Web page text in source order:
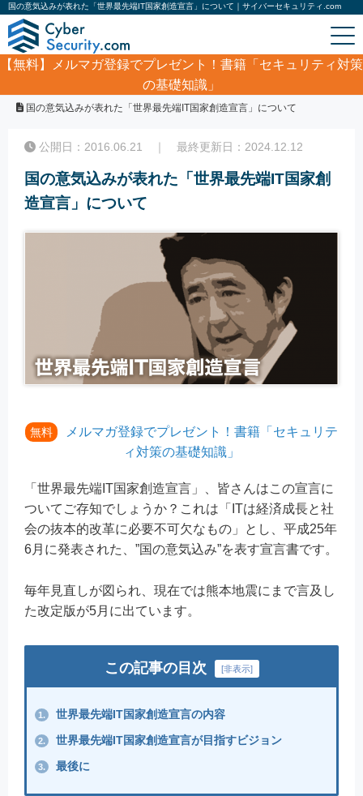
国の意気込みが表れた「世界最先端IT国家創造宣言」について｜サイバーセキュリティ.com
【無料】
メルマガ登録でプレゼント！書籍「セキュリティ対策
の基礎知識」
国の意気込みが表れた「世界最先端IT国家創造宣言」について
公開日：2016.06.21 ｜ 最終更新日：2024.12.12
国の意気込みが表れた「世界最先端IT国家創
造宣言」について
無料
メルマガ登録でプレゼント！書籍「セキュリテ
ィ対策の基礎知識」
「世界最先端IT国家創造宣言」、皆さんはこの宣言に
ついてご存知でしょうか？これは「ITは経済成長と社
会の抜本的改革に必要不可欠なもの」とし、平成25年
6月に発表された、”国の意気込み”を表す宣言書です。
毎年見直しが図られ、現在では熊本地震にまで言及し
た改定版が5月に出ています。
この記事の目次 [非表示]
1. 世界最先端IT国家創造宣言の内容
2. 世界最先端IT国家創造宣言が目指すビジョン
3. 最後に